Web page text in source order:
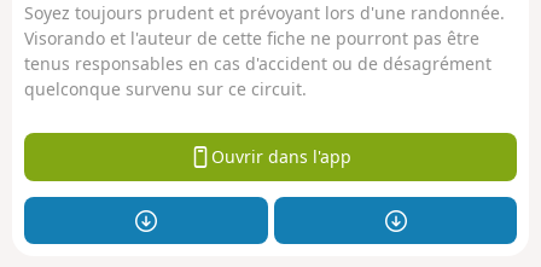
Soyez toujours prudent et prévoyant lors d'une randonnée.
Visorando et l'auteur de cette fiche ne pourront pas être
tenus responsables en cas d'accident ou de désagrément
quelconque survenu sur ce circuit.
Ouvrir dans l'app